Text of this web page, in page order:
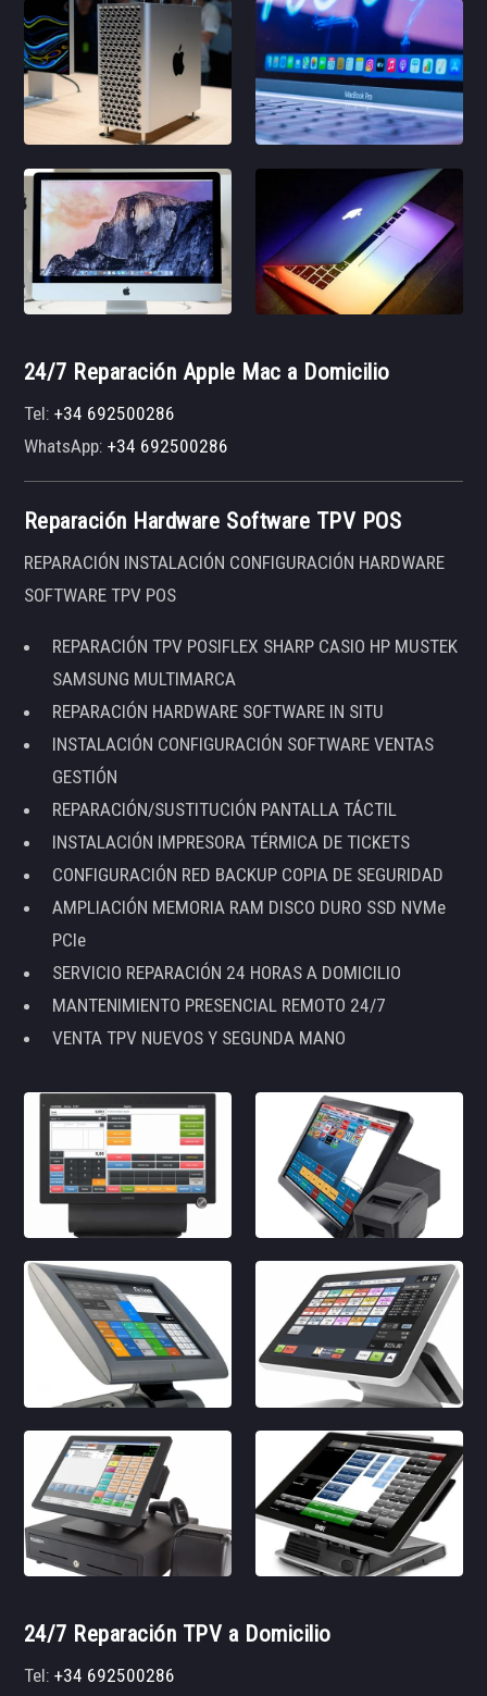
24/7 Reparación Apple Mac a Domicilio
Tel:+34 692500286
WhatsApp:+34 692500286
Reparación Hardware Software TPV POS
REPARACIÓN INSTALACIÓN CONFIGURACIÓN HARDWARE
SOFTWARE TPV POS
REPARACIÓN TPV POSIFLEX SHARP CASIO HP MUSTEK
SAMSUNG MULTIMARCA
REPARACIÓN HARDWARE SOFTWARE IN SITU
INSTALACIÓN CONFIGURACIÓN SOFTWARE VENTAS
GESTIÓN
REPARACIÓN/SUSTITUCIÓN PANTALLA TÁCTIL
INSTALACIÓN IMPRESORA TÉRMICA DE TICKETS
CONFIGURACIÓN RED BACKUP COPIA DE SEGURIDAD
AMPLIACIÓN MEMORIA RAM DISCO DURO SSD NVMe
PCIe
SERVICIO REPARACIÓN 24 HORAS A DOMICILIO
MANTENIMIENTO PRESENCIAL REMOTO 24/7
VENTA TPV NUEVOS Y SEGUNDA MANO
24/7 Reparación TPV a Domicilio
Tel:+34 692500286